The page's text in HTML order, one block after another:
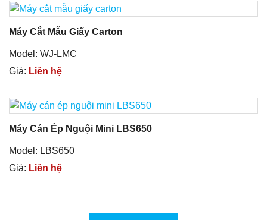
Máy Cắt Mẫu Giấy Carton
Model: WJ-LMC
Giá: Liên hệ
Máy Cán Ép Nguội Mini LBS650
Model: LBS650
Giá: Liên hệ